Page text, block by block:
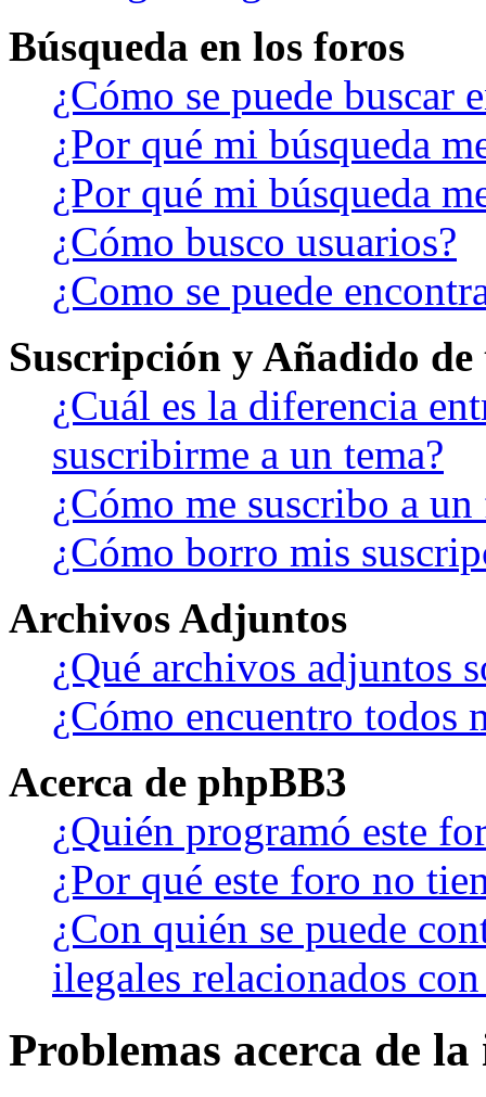
Búsqueda en los foros
¿Cómo se puede buscar
¿Por qué mi búsqueda
¿Por qué mi búsqueda
¿Cómo busco usuarios?
¿Como se puede
Suscripción y Añadido
¿Cuál es la diferencia
suscribirme a un tema?
¿Cómo me suscribo a
¿Cómo borro mis
Archivos Adjuntos
¿Qué archivos adjuntos
¿Cómo encuentro todos
Acerca de phpBB3
¿Quién programó este
¿Por qué este foro no
¿Con quién se puede
ilegales relacionados
Problemas acerca de